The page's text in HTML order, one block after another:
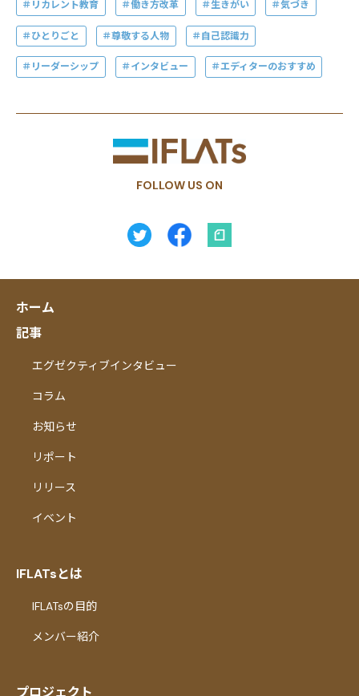
リカレント教育 働き方改革 生きがい 気づき
ひとりごと 尊敬する人物 自己認識力
リーダーシップ インタビュー エディターのおすすめ
FOLLOW US ON
ホーム
記事
エグゼクティブインタビュー
コラム
お知らせ
リポート
リリース
イベント
IFLATsとは
IFLATsの目的
メンバー紹介
プロジェクト